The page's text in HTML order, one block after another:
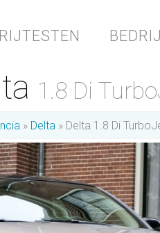
RIJTESTEN
1.8 Di
Delta Delta 1.8 Di